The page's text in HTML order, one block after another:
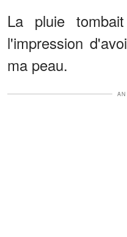
La pluie
l'impression
ma peau.